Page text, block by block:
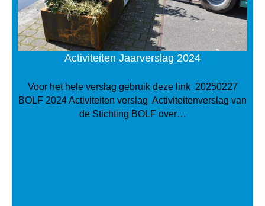
Activiteiten Jaarverslag 2024
Voor het hele verslag gebruik deze link 20250227
BOLF 2024 Activiteiten verslag Activiteitenverslag van
de Stichting BOLF over…